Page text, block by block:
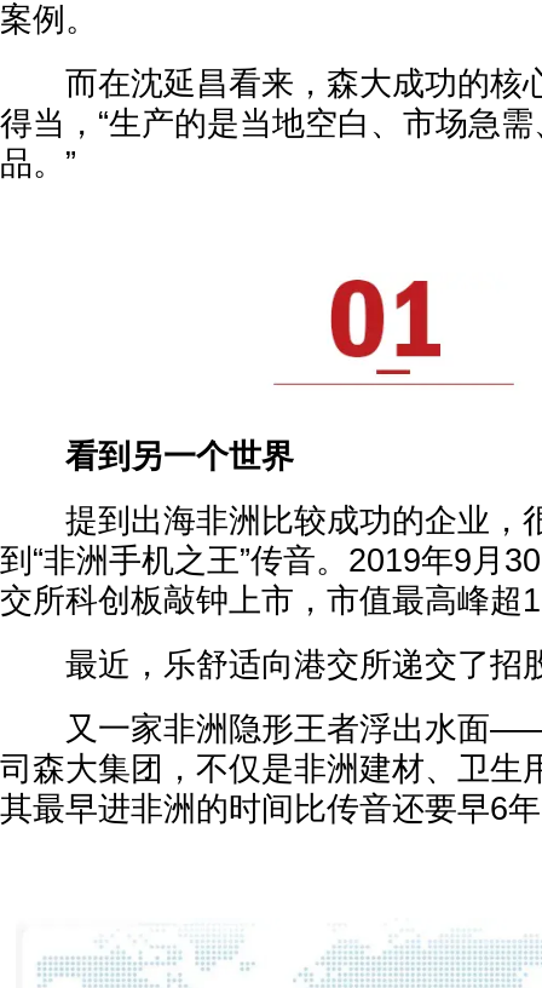
案例。
而在沈延昌看来，森大成功的核
得当，“生产的是当地空白、市场急
品。”
看到另一个世界
提到出海非洲比较成功的企业，
到“非洲手机之王”传音。2019年9月
交所科创板敲钟上市，市值最高峰超
最近，乐舒适向港交所递交了招
又一家非洲隐形王者浮出水面——
司森大集团，不仅是非洲建材、卫生
其最早进非洲的时间比传音还要早6